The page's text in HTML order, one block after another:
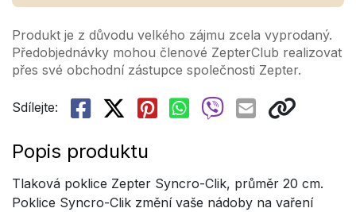
Produkt je z důvodu velkého zájmu zcela vyprodaný.
Předobjednávky mohou členové ZepterClub realizovat
přes své obchodní zástupce společnosti Zepter.
Sdílejte:
Popis produktu
Tlaková poklice Zepter Syncro-Clik, průměr 20 cm.
Poklice Syncro-Clik změní vaše nádoby na vaření